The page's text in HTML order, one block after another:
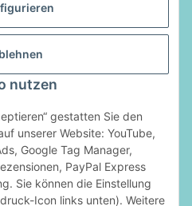
nutzen
gestatten Sie den
unserer Website: YouTube,
Google Tag Manager,
PayPal Express
Sie können die Einstellung
Icon links unten). Weitere